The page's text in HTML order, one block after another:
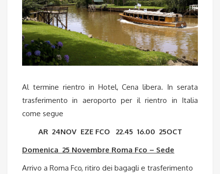
Al termine rientro in Hotel, Cena libera. In serata
trasferimento in aeroporto per il rientro in Italia
come segue
AR 24NOV EZE FCO 22.45 16.00 25OCT
Domenica 25 Novembre Roma Fco – Sede
Arrivo a Roma Fco, ritiro dei bagagli e trasferimento